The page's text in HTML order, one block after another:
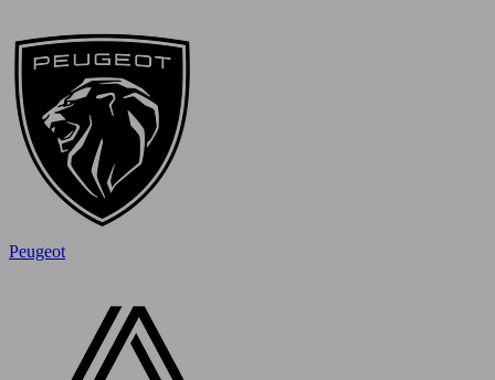
Peugeot